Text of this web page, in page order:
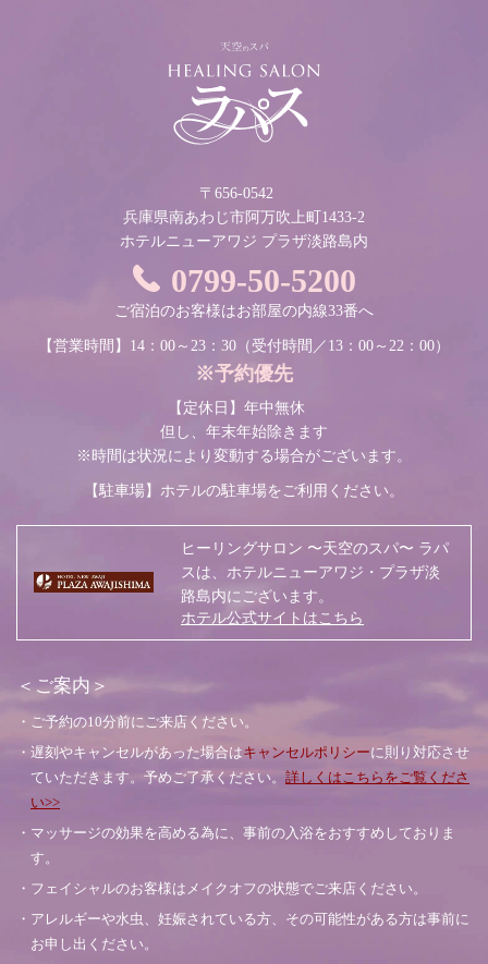
〒656-0542
兵庫県南あわじ市阿万吹上町1433-2
ホテルニューアワジ プラザ淡路島内
0799-50-5200
ご宿泊のお客様はお部屋の内線33番へ
【営業時間】14：00～23：30 （受付時間／13：00～22：00）
※予約優先
【定休日】年中無休
但し、年末年始除きます
※時間は状況により変動する場合がございます。
【駐車場】 ホテルの駐車場をご利用ください。
ヒーリングサロン 〜天空のスパ〜 ラパ
スは、ホテルニューアワジ・プラザ淡
路島内にございます。
ホテル公式サイトはこちら
＜ご案内＞
・ご予約の10分前にご来店ください。
・遅刻やキャンセルがあった場合はキャンセルポリシーに則り対応させ
ていただきます。予めご了承ください。 詳しくはこちらをご覧くださ
い>>
・マッサージの効果を高める為に、事前の入浴をおすすめしておりま
す。
・フェイシャルのお客様はメイクオフの状態でご来店ください。
・アレルギーや水虫、妊娠されている方、その可能性がある方は事前に
お申し出ください。